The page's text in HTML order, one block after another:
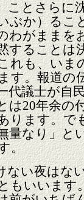
ことさらに
ぶか）るこ
わがままを
することは
れも、いま
す。報道の
代議士が自
は20年余の
ります。で
量なり」と
。
ない夜はな
もいいます